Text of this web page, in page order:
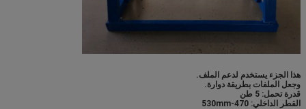
هذا الجزء يستخدم لدعم الملف.
وجعل الملفات بطريقة دوارة.
قدرة تحمل: 5 طن
القطر الداخلي: 470-530mm